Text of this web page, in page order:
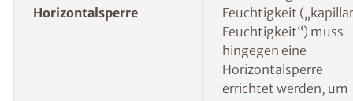
Möglichkeiten, um einen feuchten Keller oder
Wohnraum nachträglich abzudichten und ein
weiteres Eindringen von Feuchtigkeit zu